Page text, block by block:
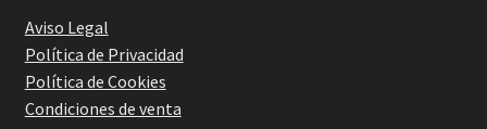
Aviso Legal
Política de Privacidad
Política de Cookies
Condiciones de venta